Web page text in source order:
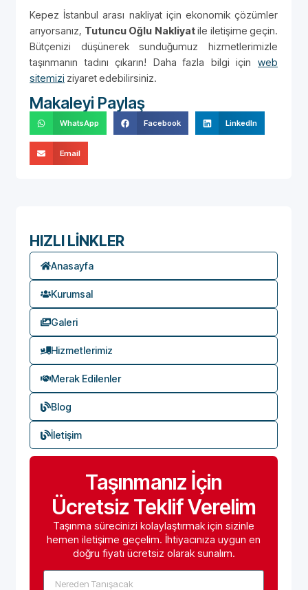
Kepez İstanbul arası nakliyat için ekonomik çözümler
arıyorsanız, Tutuncu Oğlu Nakliyatile iletişime geçin.
Bütçenizi düşünerek sunduğumuz hizmetlerimizle
taşınmanın tadını çıkarın! Daha fazla bilgi için web
sitemizi ziyaret edebilirsiniz.
Makaleyi Paylaş
WhatsApp Facebook LinkedIn
Email
HIZLI LİNKLER
Anasayfa
Kurumsal
Galeri
Hizmetlerimiz
Merak Edilenler
Blog
İletişim
Taşınmanız İçin
Ücretsiz Teklif Verelim
Taşınma sürecinizi kolaylaştırmak için sizinle
hemen iletişime geçelim. İhtiyacınıza uygun en
doğru fiyatı ücretsiz olarak sunalım.